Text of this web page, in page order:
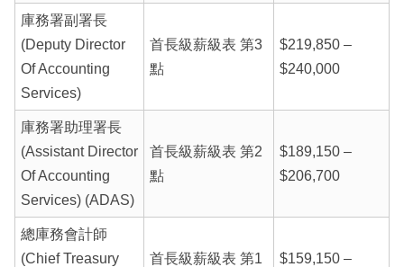
庫務署副署長
(Deputy Director
Of Accounting
Services)
首長級薪級表 第3
點
$219,850 –
$240,000
庫務署助理署長
(Assistant Director
Of Accounting
Services) (ADAS)
首長級薪級表 第2
點
$189,150 –
$206,700
總庫務會計師
(Chief Treasury
首長級薪級表 第1
$159,150 –